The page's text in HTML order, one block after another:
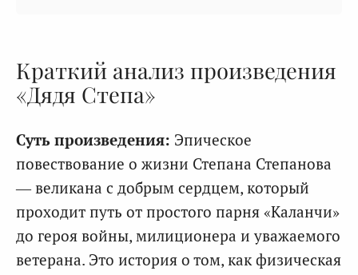
Краткий анализ произведения
«Дядя Степа»
Суть произведения: Эпическое
повествование о жизни Степана Степанова
— великана с добрым сердцем, который
проходит путь от простого парня «Каланчи»
до героя войны, милиционера и уважаемого
ветерана. Это история о том, как физическая